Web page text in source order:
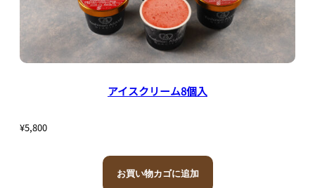
アイスクリーム8個入
¥5,800
お買い物カゴに追加